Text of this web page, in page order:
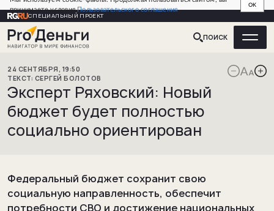
принимаете условияПользовательского соглашения
OK
СПЕЦИАЛЬНЫЙ ПРОЕКТ
ПОИСК
24 СЕНТЯБРЯ, 19:50
СЕРГЕЙ БОЛОТОВ
Эксперт Ряховский: Новый
бюджет будет полностью
социально ориентирован
Федеральный бюджет сохранит свою
социальную направленность, обеспечит
потребности СВО и достижение национальных